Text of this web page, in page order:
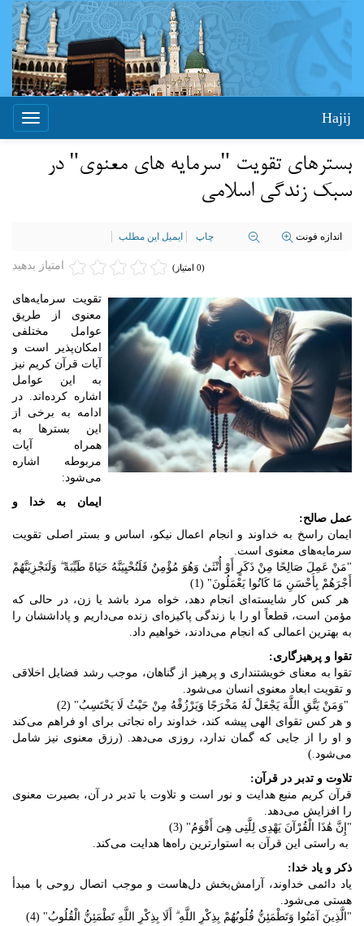
Toggle
Hajij
بسترهای تقویت "سرمایه های معنوی" در
سبک زندگی اسلامی
اندازه فونت چاپ ایمیل این مطلب
امتیاز بدهید (0 امتیاز)
تقویت سرمایه‌های
معنوی از طریق
عوامل مختلفی
امکان‌پذیر است و
آیات قرآن کریم نیز
به این عوامل
اشاره کرده‌اند. در
ادامه به برخی از
این بسترها به
همراه آیات
مربوطه اشاره
می‌شود:
ایمان به خدا و
عمل صالح:
ایمان راسخ به خداوند و انجام اعمال نیکو، اساس و بستر اصلی تقویت
سرمایه‌های معنوی است.
"مَنْ عَمِلَ صَالِحًا مِنْ ذَکَرٍ أَوْ أُنْثَیٰ وَهُوَ مُؤْمِنٌ فَلَنُحْیِیَنَّهُ حَیَاةً طَیِّبَةً ۖ وَلَنَجْزِیَنَّهُمْ
أَجْرَهُمْ بِأَحْسَنِ مَا کَانُوا یَعْمَلُونَ" (1)
هر کس کار شایسته‌ای انجام دهد، خواه مرد باشد یا زن، در حالی که
مؤمن است، قطعاً او را با زندگی پاکیزه‌ای زنده می‌داریم و پاداششان را
به بهترین اعمالی که انجام می‌دادند، خواهیم داد.
تقوا و پرهیزگاری:
تقوا به معنای خویشتنداری و پرهیز از گناهان، موجب رشد فضایل اخلاقی
و تقویت ابعاد معنوی انسان می‌شود.
"وَمَنْ یَتَّقِ اللَّهَ یَجْعَلْ لَهُ مَخْرَجًا وَیَرْزُقْهُ مِنْ حَیْثُ لَا یَحْتَسِبُ" (2)
و هر کس تقوای الهی پیشه کند، خداوند راه نجاتی برای او فراهم می‌کند
و او را از جایی که گمان ندارد، روزی می‌دهد. (رزق معنوی نیز شامل
می‌شود.)
تلاوت و تدبر در قرآن:
قرآن کریم منبع هدایت و نور است و تلاوت با تدبر در آن، بصیرت معنوی
را افزایش می‌دهد.
"إِنَّ هَٰذَا الْقُرْآنَ یَهْدِی لِلَّتِی هِیَ أَقْوَمُ" (3)
به راستی این قرآن به استوارترین راه‌ها هدایت می‌کند.
ذکر و یاد خدا:
یاد دائمی خداوند، آرامش‌بخش دل‌هاست و موجب اتصال روحی با مبدأ
هستی می‌شود.
"الَّذِینَ آمَنُوا وَتَطْمَئِنُّ قُلُوبُهُمْ بِذِکْرِ اللَّهِ ۗ أَلَا بِذِکْرِ اللَّهِ تَطْمَئِنُّ الْقُلُوبُ" (4)